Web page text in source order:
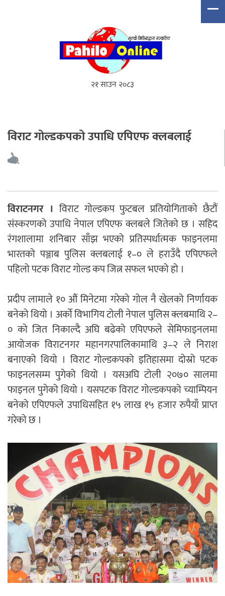
२१ साउन २०८३
विराट गोल्डकपको उपाधि एपिएफ क्लबलाई
विराटनगर । विराट गोल्डकप फुटबल प्रतियोगिताको छैटौं
संस्करणको उपाधि नेपाल एपिएफ क्लबले जितेको छ । सहिद
रंगशालामा शनिबार साँझ भएको प्रतिस्पर्धात्मक फाइनलमा
भारतको पञ्जाब पुलिस क्लबलाई १–० ले हराउँदै एपिएफले
पहिलो पटक विराट गोल्ड कप जित्न सफल भएको हो ।
प्रदीप लामाले १० औं मिनेटमा गरेको गोल नै खेलको निर्णायक
बनेको थियो । अर्काे विभागिय टोली नेपाल पुलिस क्लबमाथि २–
० को जित निकाल्दै अघि बढेको एपिएफले सेमिफाइनलमा
आयोजक विराटनगर महानगरपालिकामाथि ३–२ ले निराश
बनाएको थियो । विराट गोल्डकपको इतिहासमा दोस्रो पटक
फाइनलसम्म पुगेको थियो । यसअघि टोली २०७० सालमा
फाइनल पुगेको थियो । यसपटक विराट गोल्डकपको च्याम्पियन
बनेको एपिएफले उपाधिसहित १५ लाख १५ हजार रुपैयाँ प्राप्त
गरेको छ ।